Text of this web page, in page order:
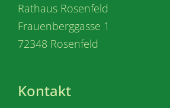
Rathaus Rosenfeld
Frauenberggasse 1
72348 Rosenfeld
Kontakt